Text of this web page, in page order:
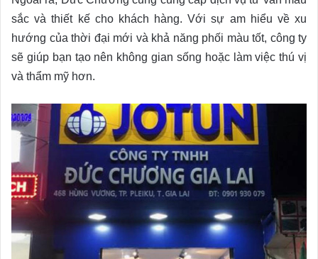
sắc và thiết kế cho khách hàng. Với sự am hiểu về xu
hướng của thời đại mới và khả năng phối màu tốt, công ty
sẽ giúp bạn tạo nên không gian sống hoặc làm việc thú vị
và thẩm mỹ hơn.